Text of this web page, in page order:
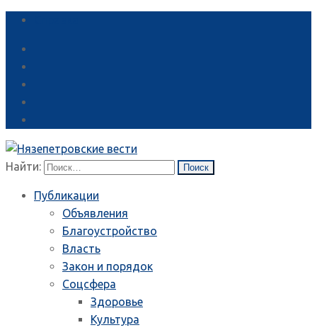
Найти:
Публикации
Объявления
Благоустройство
Власть
Закон и порядок
Соцсфера
Здоровье
Культура